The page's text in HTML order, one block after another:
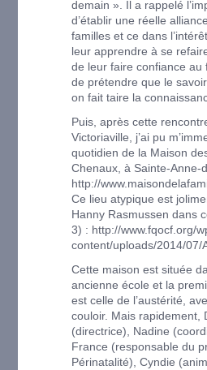
demain ». Il a rappelé
d’établir une réelle
familles et ce dans
leur apprendre à se
de leur faire confiance au
de prétendre que le
on fait taire la
Puis, après cette
Victoriaville, j’ai pu
quotidien de la Maison
Chenaux, à Sainte-Anne-
http://
Ce lieu atypique est
Hanny Rasmussen dans
3) : http://www.fqocf.org/
content/uploads/2014/07/
Cette maison est située
ancienne école et la
est celle de l’austérité,
couloir. Mais rapidement,
(directrice), Nadine
France (responsable du
Périnatalité), Cyndie